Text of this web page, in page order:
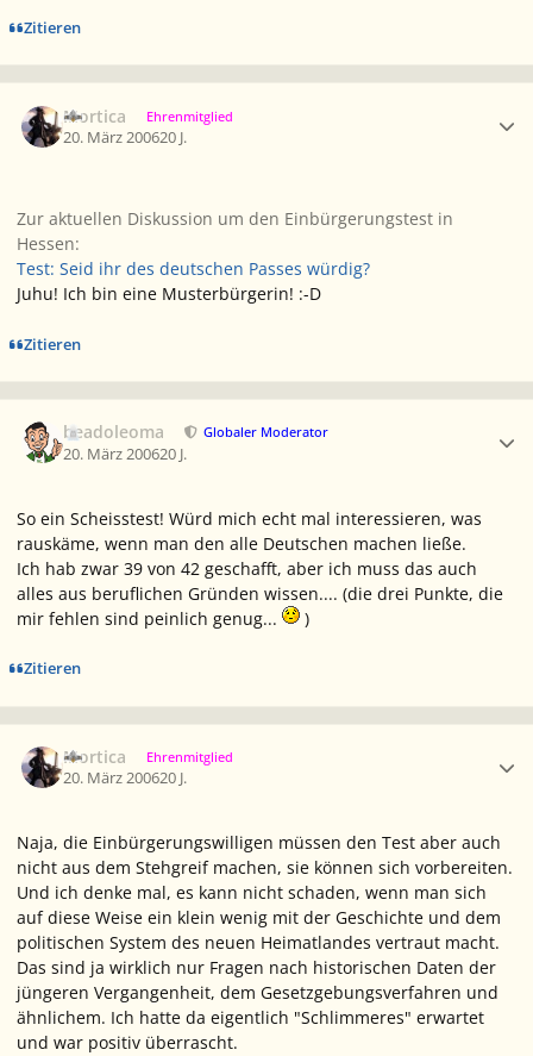
Zitieren
Mortica Ehrenmitglied
20. März 200620 J.
Zur aktuellen Diskussion um den Einbürgerungstest in
Hessen:
Test: Seid ihr des deutschen Passes würdig?
Juhu! Ich bin eine Musterbürgerin! :-D
Zitieren
beadoleoma Globaler Moderator
20. März 200620 J.
So ein Scheisstest! Würd mich echt mal interessieren, was
rauskäme, wenn man den alle Deutschen machen ließe.
Ich hab zwar 39 von 42 geschafft, aber ich muss das auch
alles aus beruflichen Gründen wissen.... (die drei Punkte, die
mir fehlen sind peinlich genug...
)
Zitieren
Mortica Ehrenmitglied
20. März 200620 J.
Naja, die Einbürgerungswilligen müssen den Test aber auch
nicht aus dem Stehgreif machen, sie können sich vorbereiten.
Und ich denke mal, es kann nicht schaden, wenn man sich
auf diese Weise ein klein wenig mit der Geschichte und dem
politischen System des neuen Heimatlandes vertraut macht.
Das sind ja wirklich nur Fragen nach historischen Daten der
jüngeren Vergangenheit, dem Gesetzgebungsverfahren und
ähnlichem. Ich hatte da eigentlich "Schlimmeres" erwartet
und war positiv überrascht.